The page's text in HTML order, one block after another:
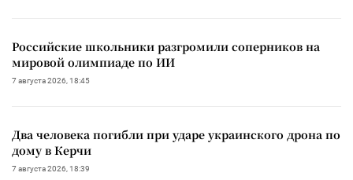
Российские школьники разгромили соперников на
мировой олимпиаде по ИИ
7 августа 2026, 18:45
Два человека погибли при ударе украинского дрона по
дому в Керчи
7 августа 2026, 18:39